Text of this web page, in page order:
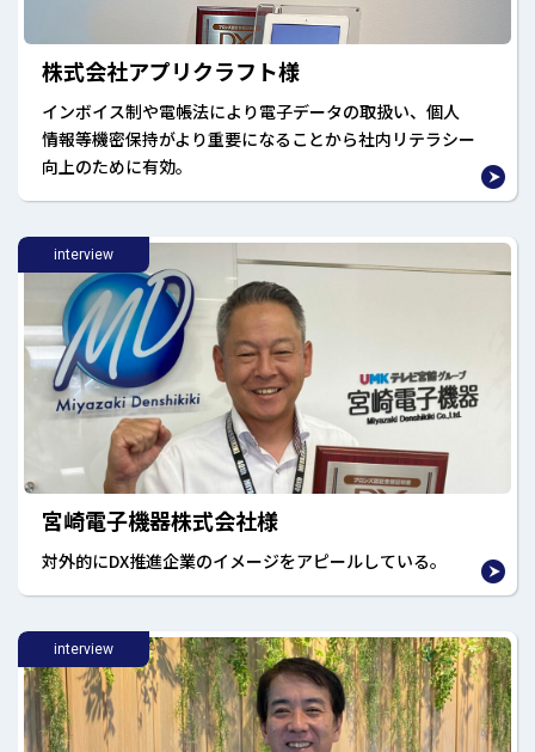
株式会社アプリクラフト様
インボイス制や電帳法により電子データの取扱い、個人
情報等機密保持がより重要になることから社内リテラシー
向上のために有効。
interview
宮崎電子機器株式会社様
対外的にDX推進企業のイメージをアピールしている。
interview